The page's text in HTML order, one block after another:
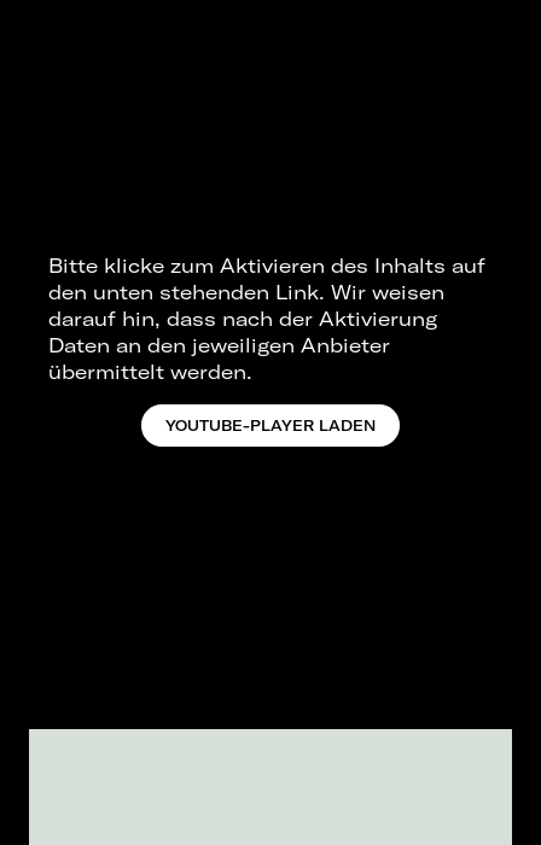
Bitte klicke zum Aktivieren des Inhalts auf
den unten stehenden Link. Wir weisen
darauf hin, dass nach der Aktivierung
Daten an den jeweiligen Anbieter
übermittelt werden.
YOUTUBE-PLAYER LADEN